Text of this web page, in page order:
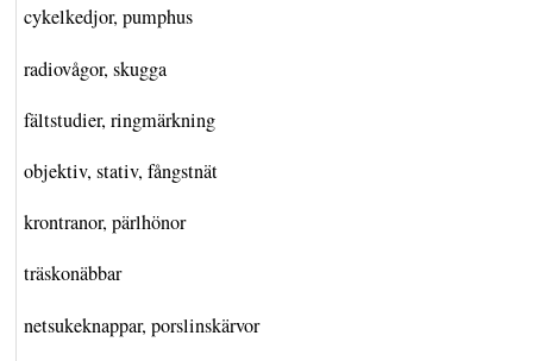
cykelkedjor, pumphus
radiovågor, skugga
fältstudier, ringmärkning
objektiv, stativ, fångstnät
krontranor, pärlhönor
träskonäbbar
netsukeknappar, porslinskärvor